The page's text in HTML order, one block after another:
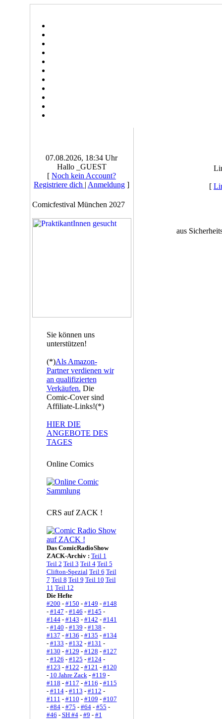
07.08.2026, 18:34 Uhr
Hallo _GUEST
[ Noch kein Account?
Registriere dich | Anmeldung ]
Comicfestival München 2027
Sie können uns
unterstützen!
(*)Als Amazon-
Partner verdienen wir
an qualifizierten
Verkäufen. Die
Comic-Cover sind
Affiliate-Links!(*)
HIER DIE
ANGEBOTE DES
TAGES
Online Comics
CRS auf ZACK !
Das ComicRadioShow
ZACK-Archiv : Teil 1
Teil 2 Teil 3 Teil 4 Teil 5
Clifton-Spezial Teil 6 Teil
7 Teil 8 Teil 9 Teil 10 Teil
11 Teil 12
Die Hefte
#200 - #150 - #149 - #148
- #147 - #146 - #145 -
#144- #143 - #142 - #141
- #140 - #139 - #138 -
#137 - #136 - #135 - #134
- #133 - #132 - #131 -
#130 - #129 - #128 - #127
- #126 - #125 - #124-
#123 - #122 - #121 - #120
- 10 Jahre Zack- #119 -
#118 - #117 - #116 - #115
- #114- #113 - #112 -
#111 - #110 - #109 - #107
- #84- #75 - #64- #55 -
#46 - SH #4- #9 - #1
[
aus